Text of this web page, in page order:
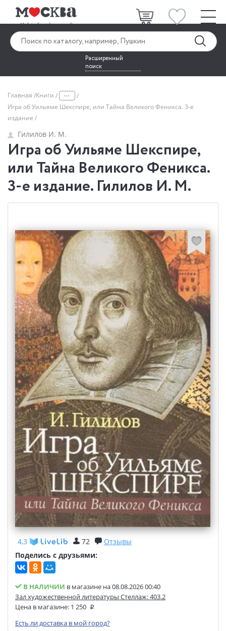
Расширенный
поиск
Главная Книги ...
Игра об Уильяме Шекспире, или Тайна Великого Феникса. 3-е
издание
Гилилов И. М.
Игра об Уильяме Шекспире,
или Тайна Великого Феникса.
3-е издание. Гилилов И. М.
4,3 72
Отзывы
Поделись с друзьями:
В НАЛИЧИИ в магазине на 08.08.2026 00:40
Зал художественной литературы Стеллаж: 403.2
Цена в магазине: 1 250
Есть ли доставка в мой город?